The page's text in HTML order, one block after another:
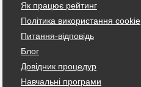
Як працює рейтинг
Політика використання cookie
Питання-відповідь
Блог
Довідник процедур
Навчальні програми